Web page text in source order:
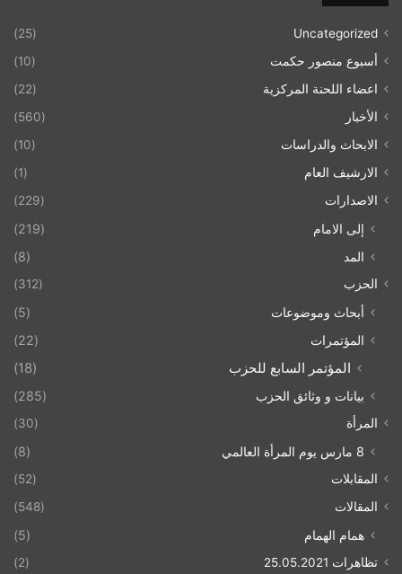
Uncategorized
(25)
أسبوع منصور حكمت
(10)
اعضاء اللحنة المركزية
(22)
الأخبار
(560)
الابحاث والدراسات
(10)
الارشيف العام
(1)
الاصدارات
(229)
إلى الامام
(219)
المد
(8)
الحزب (312)
أبحاث وموضوعات
(5)
المؤتمرات
(22)
المؤتمر السابع للحزب (18)
بيانات و وثائق الحزب (285)
المرأة (30)
8 مارس يوم المرأة العالمي (8)
المقابلات
(52)
المقالات
(548)
همام الهمام (5)
تظاهرات 25.05.2021
(2)